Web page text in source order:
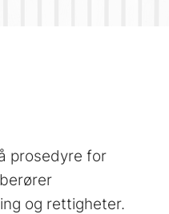
prosedyre for
og rettigheter.